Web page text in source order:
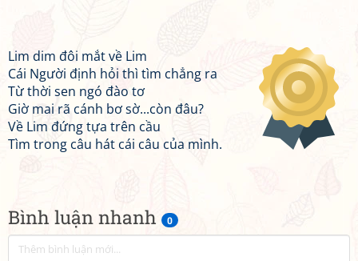
Bình luận nhanh 0
Lim dim đôi mắt về Lim
Cái Người định hỏi thì tìm chẳng ra
Từ thời sen ngó đào tơ
Giờ mai rã cánh bơ sờ...còn đâu?
Về Lim đứng tựa trên cầu
Tìm trong câu hát cái câu của mình.